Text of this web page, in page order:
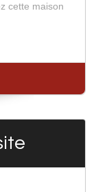
agréable